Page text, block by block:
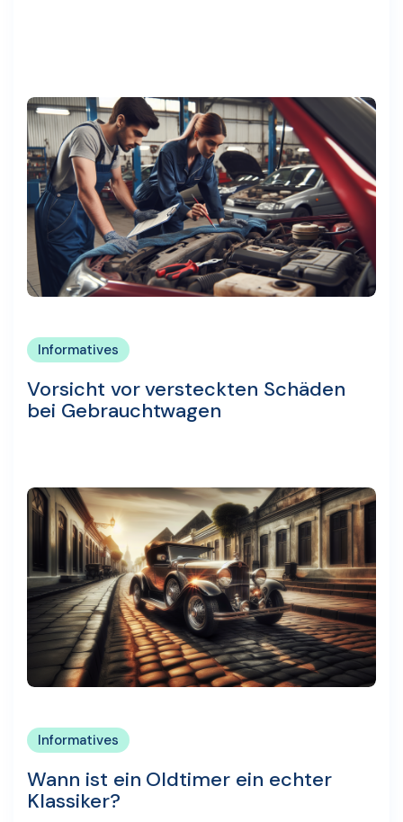
Informatives
Vorsicht vor versteckten Schäden
bei Gebrauchtwagen
Informatives
Wann ist ein Oldtimer ein echter
Klassiker?